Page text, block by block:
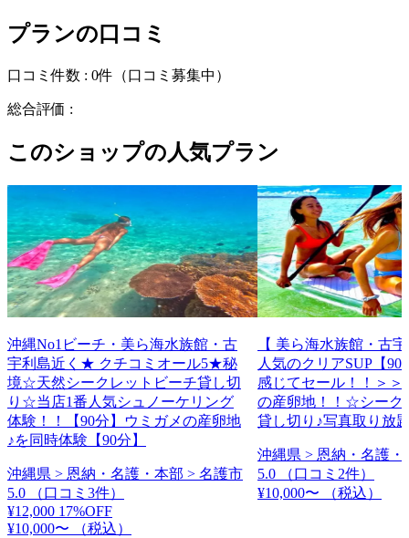
プランの口コミ
口コミ件数 : 0件 （口コミ募集中）
総合評価 :
このショップの人気プラン
沖縄No1ビーチ・美ら海水族館・古
宇利島近く★ クチコミオール5★秘
境☆天然シークレットビーチ貸し切
り☆当店1番人気シュノーケリング
体験！！【90分】ウミガメの産卵地
♪を同時体験【90分】
沖縄県 > 恩納・名護・本部 > 名護市
5.0
（口コミ3件）
¥12,000 17%OFF
¥10,000〜
（税込）
【 美ら海水族館・古
人気のクリアSUP【90
感じてセール！！＞＞
の産卵地！！☆シーク
貸し切り♪写真取り放
沖縄県 > 恩納・名護・
5.0
（口コミ2件）
¥10,000〜
（税込）